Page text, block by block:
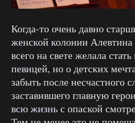
Когда-то очень давно
женской колонии
всего на свете желала
певицей, но о детских
забыть после несчастного
заставившего главную
всю жизнь с опаской